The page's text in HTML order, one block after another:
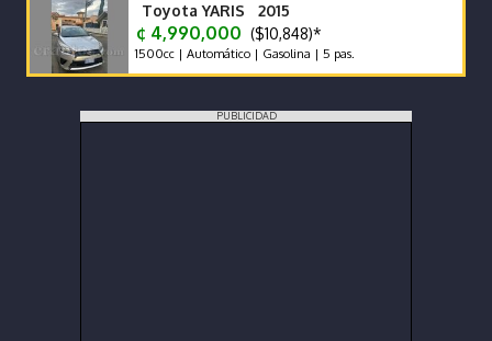
Toyota YARIS 2015
¢ 4,990,000 ($10,848)*
1500cc | Automático | Gasolina | 5 pas.
PUBLICIDAD